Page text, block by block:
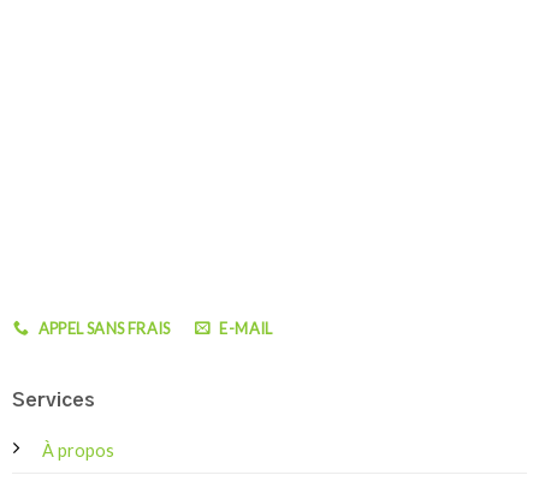
APPEL SANS FRAIS E-MAIL
Services
À propos